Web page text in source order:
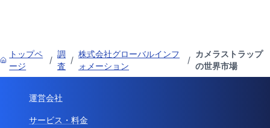
トップペ
ージ
/
調
査
/
株式会社グローバルインフ
ォメーション
/
カメラストラップ
の世界市場
運営会社
サービス・料金